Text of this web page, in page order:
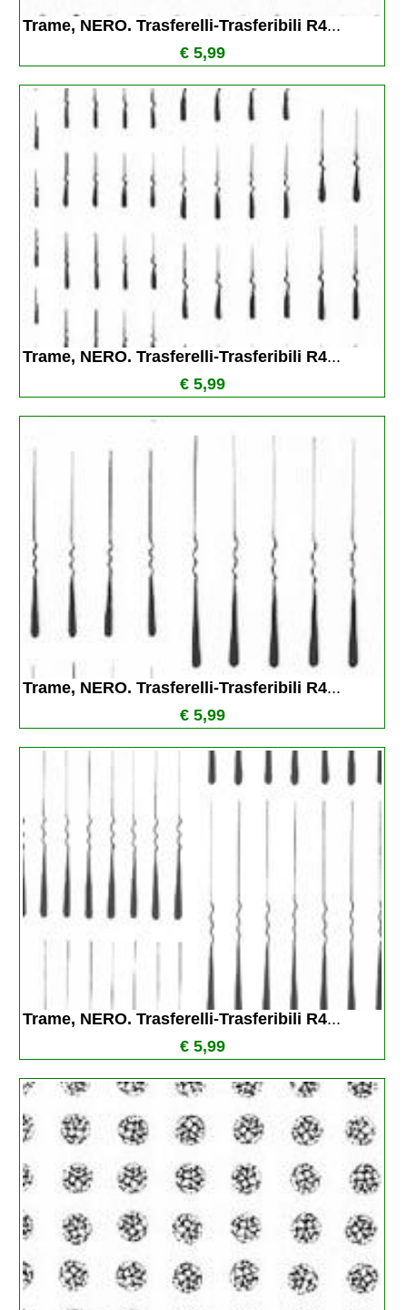
Trame, NERO. Trasferelli-Trasferibili R4...
€ 5,99
Trame, NERO. Trasferelli-Trasferibili R4...
€ 5,99
Trame, NERO. Trasferelli-Trasferibili R4...
€ 5,99
Trame, NERO. Trasferelli-Trasferibili R4...
€ 5,99